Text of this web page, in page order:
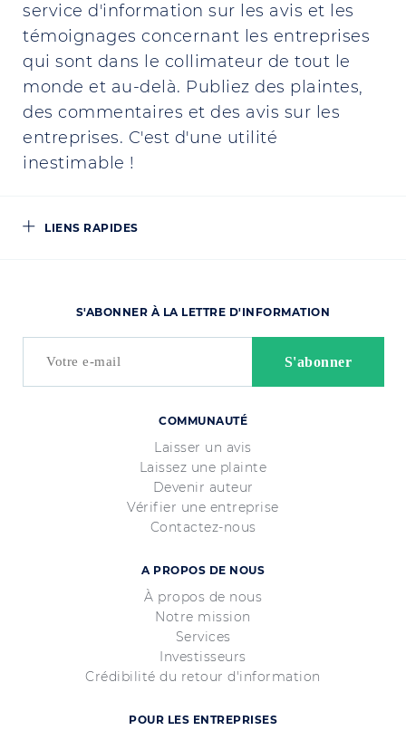
service d'information sur les avis et les
témoignages concernant les entreprises
qui sont dans le collimateur de tout le
monde et au-delà. Publiez des plaintes,
des commentaires et des avis sur les
entreprises. C'est d'une utilité
inestimable !
LIENS RAPIDES
COMMUNAUTÉ
Laisser un avis
Laissez une plainte
Devenir auteur
Vérifier une entreprise
Contactez-nous
A PROPOS DE NOUS
À propos de nous
Notre mission
Services
Investisseurs
Crédibilité du retour d'information
POUR LES ENTREPRISES
S'ABONNER À LA LETTRE D'INFORMATION